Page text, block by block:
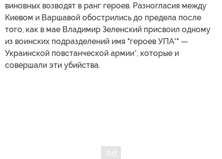
виновных возводят в ранг героев. Разногласия между
Киевом и Варшавой обострились до предела после
того, как в мае Владимир Зеленский присвоил одному
из воинских подразделений имя "героев УПА*" —
Украинской повстанческой армии*, которые и
совершали эти убийства.